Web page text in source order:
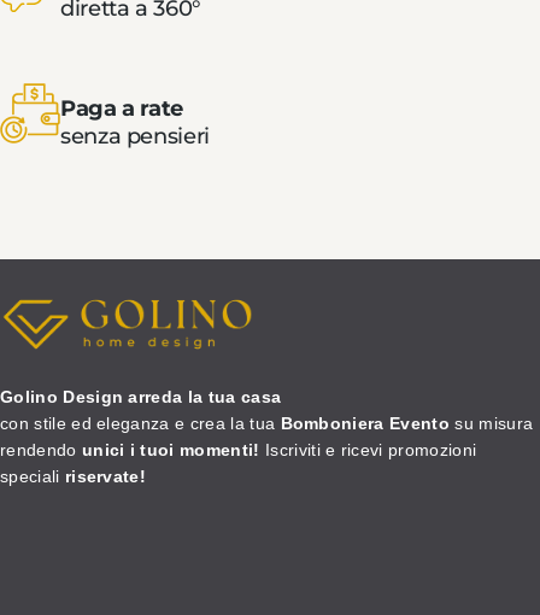
diretta a 360°
Paga a rate
senza pensieri
Golino Design arreda la tua casa
con stile ed eleganza e crea la tua Bomboniera Evento su misura
rendendo unici i tuoi momenti! Iscriviti e ricevi promozioni
speciali riservate!